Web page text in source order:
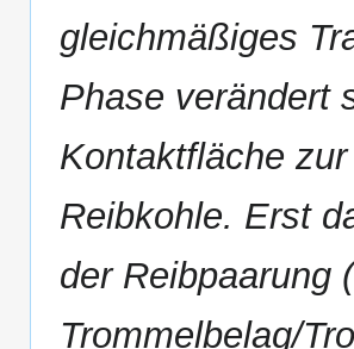
gleichmäßiges
Phase verändert
Kontaktfläche
Reibkohle. Erst
der Reibpaarung
Trommelbelag/